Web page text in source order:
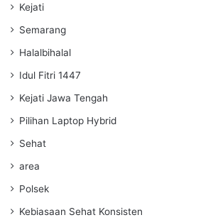
Kejati
Semarang
Halalbihalal
Idul Fitri 1447
Kejati Jawa Tengah
Pilihan Laptop Hybrid
Sehat
area
Polsek
Kebiasaan Sehat Konsisten